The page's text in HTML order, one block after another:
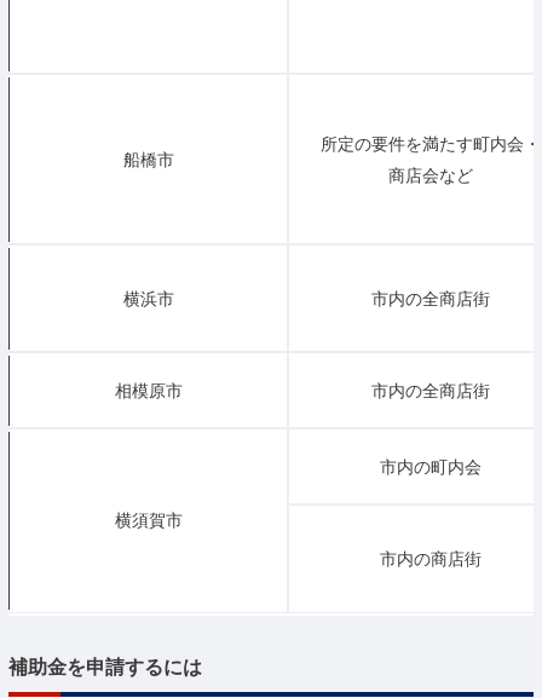
船橋市
所定の要件を満たす町内会・
商店会など
横浜市 市内の全商店街
相模原市 市内の全商店街
横須賀市
市内の町内会
市内の商店街
補助金を申請するには